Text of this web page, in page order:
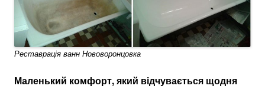
Реставрація ванн Нововоронцовка
Маленький комфорт, який відчувається щодня